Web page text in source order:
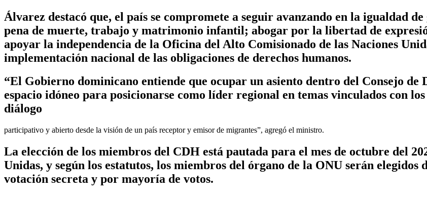
Álvarez destacó que, el país se compromete a seguir avanzando en la igualdad
pena de muerte, trabajo y matrimonio infantil; abogar por la libertad de
apoyar la independencia de la Oficina del Alto Comisionado de las Naciones
implementación nacional de las obligaciones de derechos humanos.
“El Gobierno dominicano entiende que ocupar un asiento dentro del Consejo
espacio idóneo para posicionarse como líder regional en temas vinculados con
diálogo
participativo y abierto desde la visión de un país receptor y emisor de migrantes”, agregó el ministro.
La elección de los miembros del CDH está pautada para el mes de octubre del
Unidas, y según los estatutos, los miembros del órgano de la ONU serán
votación secreta y por mayoría de votos.